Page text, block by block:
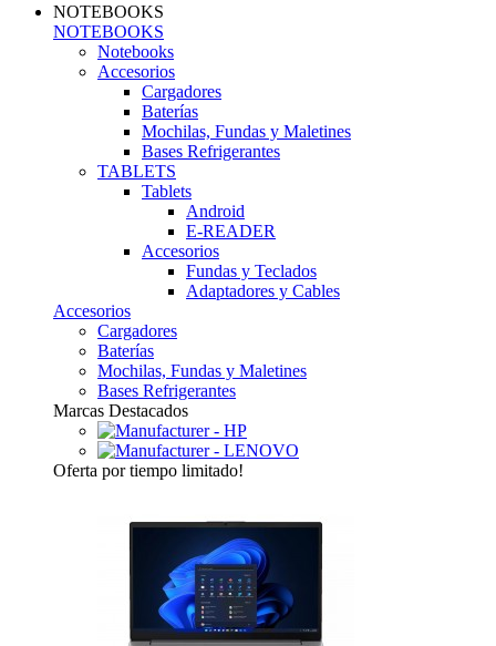
NOTEBOOKS
NOTEBOOKS
Notebooks
Accesorios
Cargadores
Baterías
Mochilas, Fundas y Maletines
Bases Refrigerantes
TABLETS
Tablets
Android
E-READER
Accesorios
Fundas y Teclados
Adaptadores y Cables
Accesorios
Cargadores
Baterías
Mochilas, Fundas y Maletines
Bases Refrigerantes
Marcas Destacados
Oferta por tiempo limitado!